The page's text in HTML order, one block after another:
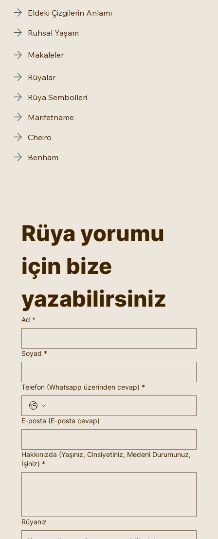
Makaleler
Eldeki Çizgilerin Anlamı
Ruhsal Yaşam
Rüyalar
Rüya Sembolleri
Marifetname
Cheiro
Benham
Rüya yorumu
için bize
yazabilirsiniz
Ad *
Soyad *
Telefon (Whatsapp üzerinden cevap) *
E-posta (E-posta cevap)
Hakkınızda (Yaşınız, Cinsiyetiniz, Medeni Durumunuz,
İşiniz) *
Rüyanız